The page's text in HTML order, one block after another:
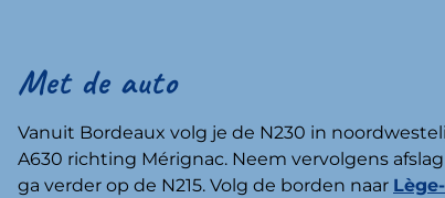
Met de auto
Vanuit Bordeaux volg je de N230 in
A630 richting Mérignac. Neem vervolgens
ga verder op de N215. Volg de borden naar